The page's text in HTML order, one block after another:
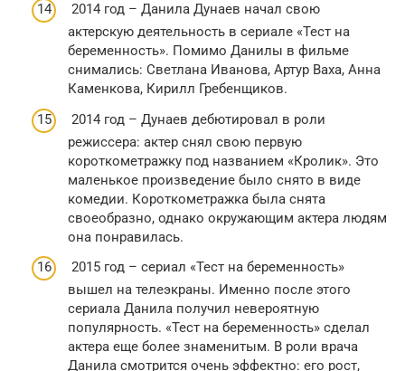
2014 год – Данила Дунаев начал свою
актерскую деятельность в сериале «Тест на
беременность». Помимо Данилы в фильме
снимались: Светлана Иванова, Артур Ваха, Анна
Каменкова, Кирилл Гребенщиков.
2014 год – Дунаев дебютировал в роли
режиссера: актер снял свою первую
короткометражку под названием «Кролик». Это
маленькое произведение было снято в виде
комедии. Короткометражка была снята
своеобразно, однако окружающим актера людям
она понравилась.
2015 год – сериал «Тест на беременность»
вышел на телеэкраны. Именно после этого
сериала Данила получил невероятную
популярность. «Тест на беременность» сделал
актера еще более знаменитым. В роли врача
Данила смотрится очень эффектно: его рост,